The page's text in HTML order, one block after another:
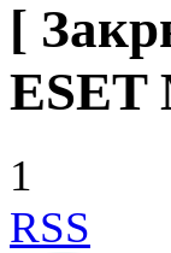
[
ESET
1
RSS